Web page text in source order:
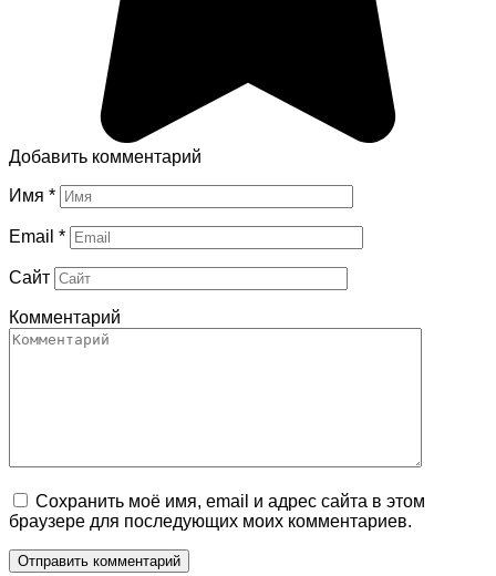
Добавить комментарий
Имя *
Email *
Сайт
Комментарий
Сохранить моё имя, email и адрес сайта в этом
браузере для последующих моих комментариев.